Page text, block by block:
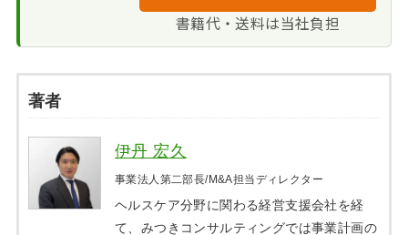
書籍代・送料は当社負担
著者
伊丹 宏久
事業法人第二部長/M&A担当ディレクター
ヘルスケア分野に関わる経営支援会社を経
て、みつきコンサルティングでは事業計画の